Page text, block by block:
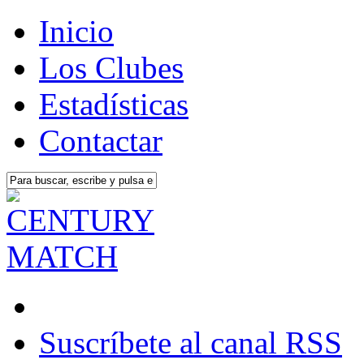
Inicio
Los Clubes
Estadísticas
Contactar
Suscríbete al canal RSS